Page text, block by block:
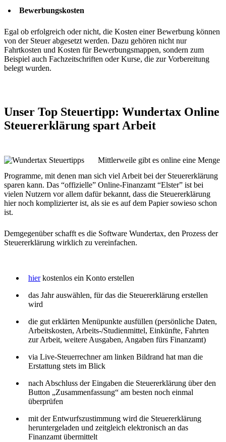
Bewerbungskosten
Egal ob erfolgreich oder nicht, die Kosten einer Bewerbung können
von der Steuer abgesetzt werden. Dazu gehören nicht nur
Fahrtkosten und Kosten für Bewerbungsmappen, sondern zum
Beispiel auch Fachzeitschriften oder Kurse, die zur Vorbereitung
belegt wurden.
Unser Top Steuertipp: Wundertax Online
Steuererklärung spart Arbeit
Mittlerweile gibt es online eine Menge
Programme, mit denen man sich viel Arbeit bei der Steuererklärung
sparen kann. Das “offizielle” Online-Finanzamt “Elster” ist bei
vielen Nutzern vor allem dafür bekannt, dass die Steuererklärung
hier noch komplizierter ist, als sie es auf dem Papier sowieso schon
ist.
Demgegenüber schafft es die Software Wundertax, den Prozess der
Steuererklärung wirklich zu vereinfachen.
hierkostenlos ein Konto erstellen
das Jahr auswählen, für das die Steuererklärung erstellen
wird
die gut erklärten Menüpunkte ausfüllen (persönliche Daten,
Arbeitskosten, Arbeits-/Studienmittel, Einkünfte, Fahrten
zur Arbeit, weitere Ausgaben, Angaben fürs Finanzamt)
via Live-Steuerrechner am linken Bildrand hat man die
Erstattung stets im Blick
nach Abschluss der Eingaben die Steuererklärung über den
Button „Zusammenfassung“ am besten noch einmal
überprüfen
mit der Entwurfszustimmung wird die Steuererklärung
heruntergeladen und zeitgleich elektronisch an das
Finanzamt übermittelt